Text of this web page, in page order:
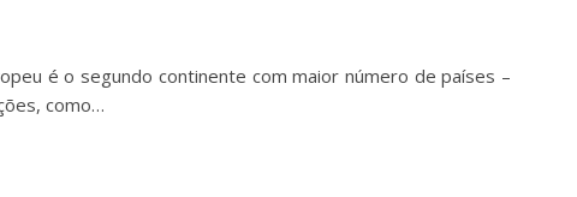
é o segundo continente com maior número de países –
como…